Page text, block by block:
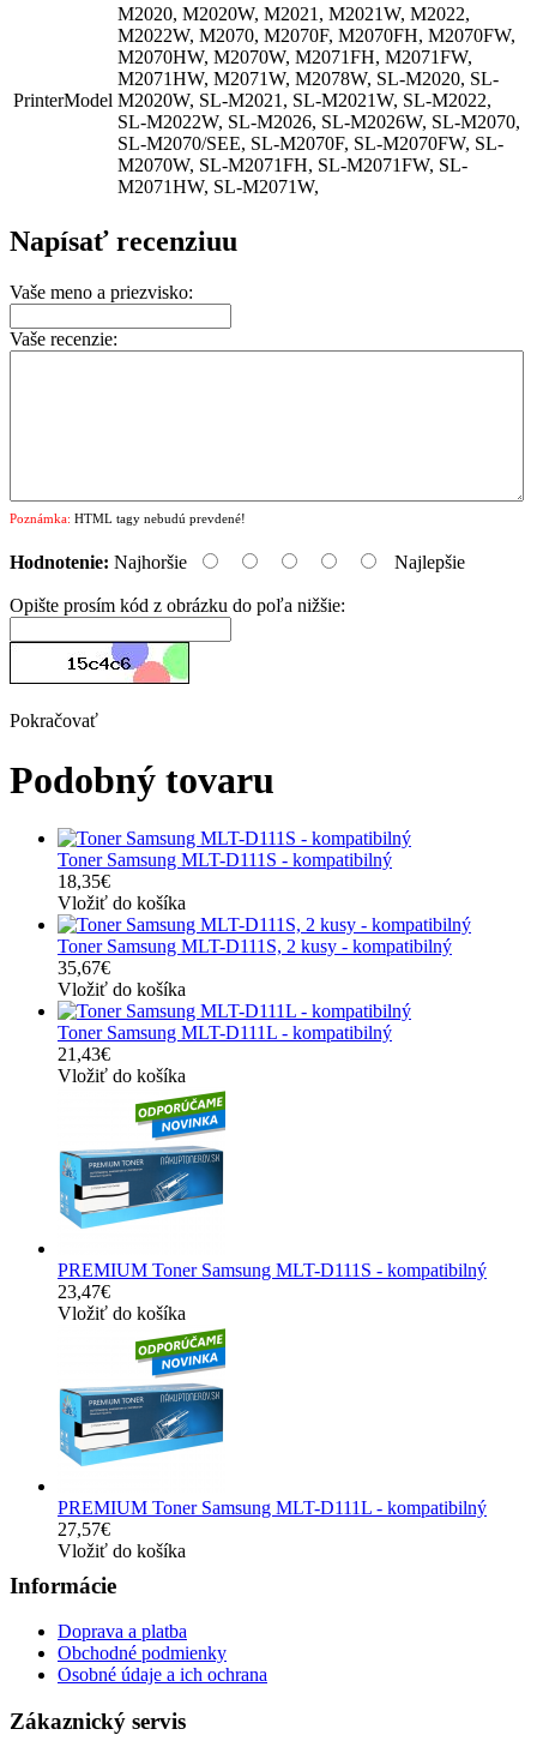
PrinterModel
M2020, M2020W, M2021, M2021W, M2022,
M2022W, M2070, M2070F, M2070FH, M2070FW,
M2070HW, M2070W, M2071FH, M2071FW,
M2071HW, M2071W, M2078W, SL-M2020, SL-
M2020W, SL-M2021, SL-M2021W, SL-M2022,
SL-M2022W, SL-M2026, SL-M2026W, SL-M2070,
SL-M2070/SEE, SL-M2070F, SL-M2070FW, SL-
M2070W, SL-M2071FH, SL-M2071FW, SL-
M2071HW, SL-M2071W,
Napísať recenziuu
Vaše meno a priezvisko:
Vaše recenzie:
Poznámka: HTML tagy nebudú prevdené!
Hodnotenie: Najhoršie Najlepšie
Opište prosím kód z obrázku do poľa nižšie:
Pokračovať
Podobný tovaru
Toner Samsung MLT-D111S - kompatibilný
18,35€
Vložiť do košíka
Toner Samsung MLT-D111S, 2 kusy - kompatibilný
35,67€
Vložiť do košíka
Toner Samsung MLT-D111L - kompatibilný
21,43€
Vložiť do košíka
PREMIUM Toner Samsung MLT-D111S - kompatibilný
23,47€
Vložiť do košíka
PREMIUM Toner Samsung MLT-D111L - kompatibilný
27,57€
Vložiť do košíka
Informácie
Doprava a platba
Obchodné podmienky
Osobné údaje a ich ochrana
Zákaznický servis